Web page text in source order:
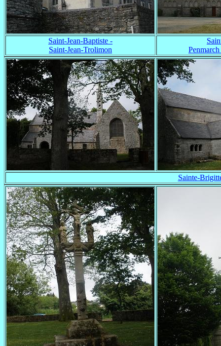
Saint-Jean-Baptiste -
Saint-Jean-Trolimon
Sainte-